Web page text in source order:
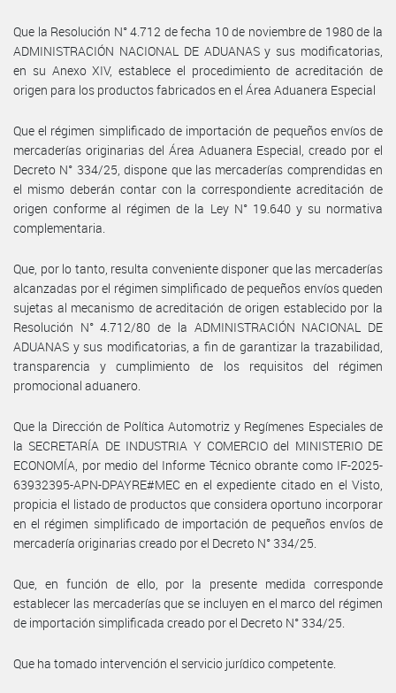
Que la Resolución N° 4.712 de fecha 10 de noviembre de 1980 de la
ADMINISTRACIÓN NACIONAL DE ADUANAS y sus modificatorias,
en su Anexo XIV, establece el procedimiento de acreditación de
origen para los productos fabricados en el Área Aduanera Especial
Que el régimen simplificado de importación de pequeños envíos de
mercaderías originarias del Área Aduanera Especial, creado por el
Decreto N° 334/25, dispone que las mercaderías comprendidas en
el mismo deberán contar con la correspondiente acreditación de
origen conforme al régimen de la Ley N° 19.640 y su normativa
complementaria.
Que, por lo tanto, resulta conveniente disponer que las mercaderías
alcanzadas por el régimen simplificado de pequeños envíos queden
sujetas al mecanismo de acreditación de origen establecido por la
Resolución N° 4.712/80 de la ADMINISTRACIÓN NACIONAL DE
ADUANAS y sus modificatorias, a fin de garantizar la trazabilidad,
transparencia y cumplimiento de los requisitos del régimen
promocional aduanero.
Que la Dirección de Política Automotriz y Regímenes Especiales de
la SECRETARÍA DE INDUSTRIA Y COMERCIO del MINISTERIO DE
ECONOMÍA, por medio del Informe Técnico obrante como IF-2025-
63932395-APN-DPAYRE#MEC en el expediente citado en el Visto,
propicia el listado de productos que considera oportuno incorporar
en el régimen simplificado de importación de pequeños envíos de
mercadería originarias creado por el Decreto N° 334/25.
Que, en función de ello, por la presente medida corresponde
establecer las mercaderías que se incluyen en el marco del régimen
de importación simplificada creado por el Decreto N° 334/25.
Que ha tomado intervención el servicio jurídico competente.